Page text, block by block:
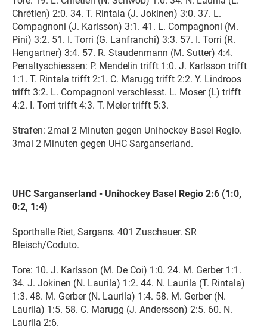
Chrétien) 2:0. 34. T. Rintala (J. Jokinen) 3:0. 37. L.
Compagnoni (J. Karlsson) 3:1. 41. L. Compagnoni (M.
Pini) 3:2. 51. I. Torri (G. Lanfranchi) 3:3. 57. I. Torri (R.
Hengartner) 3:4. 57. R. Staudenmann (M. Sutter) 4:4.
Penaltyschiessen: P. Mendelin trifft 1:0. J. Karlsson trifft
1:1. T. Rintala trifft 2:1. C. Marugg trifft 2:2. Y. Lindroos
trifft 3:2. L. Compagnoni verschiesst. L. Moser (L) trifft
4:2. I. Torri trifft 4:3. T. Meier trifft 5:3.
Strafen: 2mal 2 Minuten gegen Unihockey Basel Regio.
3mal 2 Minuten gegen UHC Sarganserland.
UHC Sarganserland - Unihockey Basel Regio 2:6 (1:0,
0:2, 1:4)
Sporthalle Riet, Sargans. 401 Zuschauer. SR
Bleisch/Coduto.
Tore: 10. J. Karlsson (M. De Coi) 1:0. 24. M. Gerber 1:1.
34. J. Jokinen (N. Laurila) 1:2. 44. N. Laurila (T. Rintala)
1:3. 48. M. Gerber (N. Laurila) 1:4. 58. M. Gerber (N.
Laurila) 1:5. 58. C. Marugg (J. Andersson) 2:5. 60. N.
Laurila 2:6.